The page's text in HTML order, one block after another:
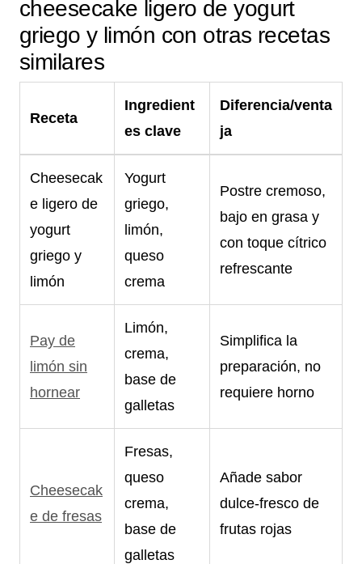
cheesecake ligero de yogurt
griego y limón con otras recetas
similares
Receta
Ingredient
es clave
Diferencia/venta
ja
Cheesecak
e ligero de
yogurt
griego y
limón
Yogurt
griego,
limón,
queso
crema
Postre cremoso,
bajo en grasa y
con toque cítrico
refrescante
Pay de
limón sin
hornear
Limón,
crema,
base de
galletas
Simplifica la
preparación, no
requiere horno
Cheesecak
e de fresas
Fresas,
queso
crema,
base de
galletas
Añade sabor
dulce-fresco de
frutas rojas